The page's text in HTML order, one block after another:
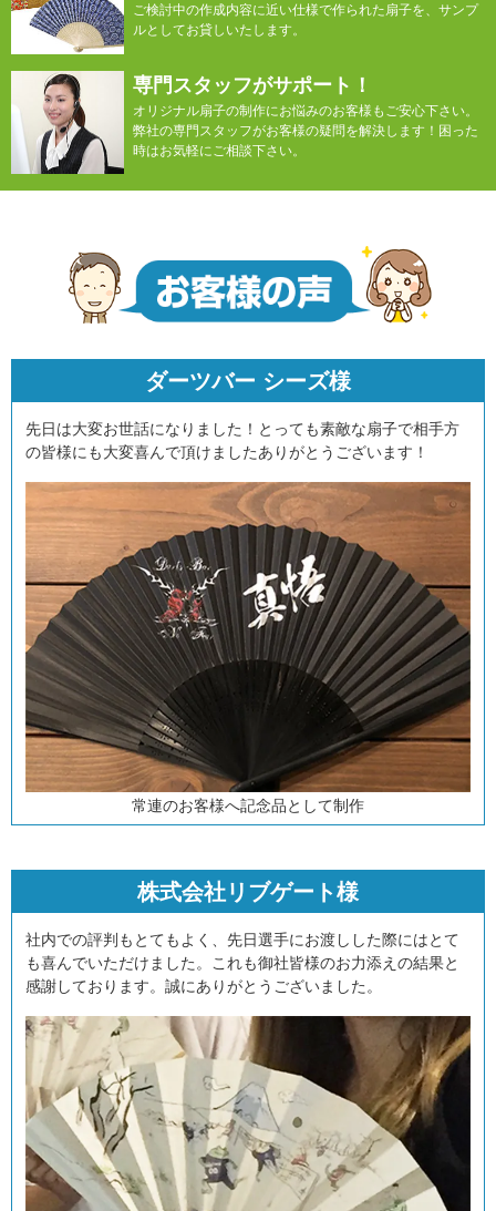
ご検討中の作成内容に近い仕様で作られた扇子を、サンプ
ルとしてお貸しいたします。
専門スタッフがサポート！
オリジナル扇子の制作にお悩みのお客様もご安心下さい。
弊社の専門スタッフがお客様の疑問を解決します！困った
時はお気軽にご相談下さい。
ダーツバー シーズ様
先日は大変お世話になりました！とっても素敵な扇子で相手方
の皆様にも大変喜んで頂けましたありがとうございます！
常連のお客様へ記念品として制作
株式会社リブゲート様
社内での評判もとてもよく、先日選手にお渡しした際にはとて
も喜んでいただけました。これも御社皆様のお力添えの結果と
感謝しております。誠にありがとうございました。